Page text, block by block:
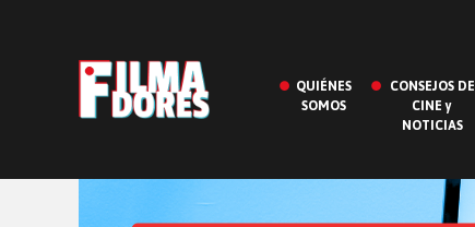
QUIÉNES
SOMOS
CONSEJOS DE
CINE y
NOTICIAS